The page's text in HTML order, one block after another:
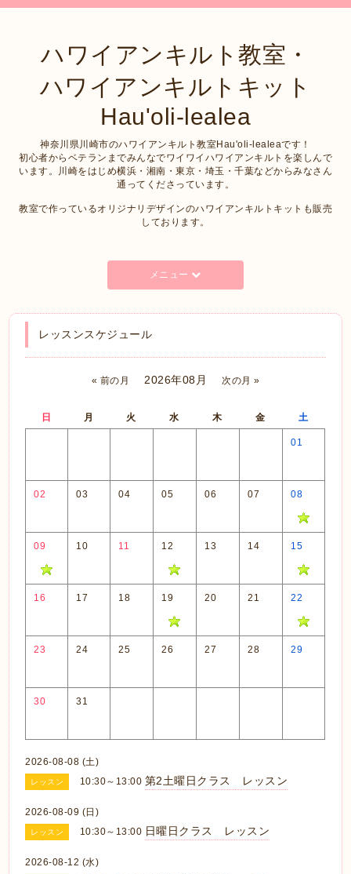
ハワイアンキルト教室・
ハワイアンキルトキット
Hau'oli-lealea
神奈川県川崎市のハワイアンキルト教室Hau'oli-lealeaです！
初心者からベテランまでみんなでワイワイハワイアンキルトを楽しんで
います。川崎をはじめ横浜・湘南・東京・埼玉・千葉などからみなさん
通ってくださっています。
教室で作っているオリジナリデザインのハワイアンキルトキットも販売
しております。
メニュー
レッスンスケジュール
« 前の月 2026年08月 次の月 »
日 月 火 水 木 金 土
01
02 03 04 05 06 07 08
09 10 11 12 13 14 15
16 17 18 19 20 21 22
23 24 25 26 27 28 29
30 31
2026-08-08 (土)
レッスン 10:30～13:00 第2土曜日クラス レッスン
2026-08-09 (日)
レッスン 10:30～13:00 日曜日クラス レッスン
2026-08-12 (水)